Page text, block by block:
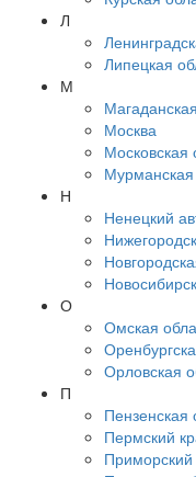
Л
Липецкая
М
Москва
Московская
Мурманская
Н
Ненецкий
О
Омская
Орловская
П
Пензенская
Пермский
Приморский